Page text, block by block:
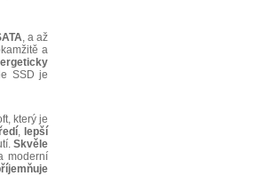
, a až
a
SSD je
který je
, lepší
Skvěle
moderní